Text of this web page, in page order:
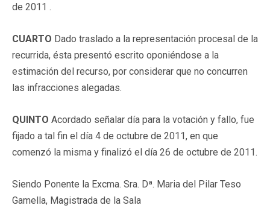
de 2011 .
CUARTO Dado traslado a la representación procesal de la
recurrida, ésta presentó escrito oponiéndose a la
estimación del recurso, por considerar que no concurren
las infracciones alegadas.
QUINTO Acordado señalar día para la votación y fallo, fue
fijado a tal fin el día 4 de octubre de 2011, en que
comenzó la misma y finalizó el día 26 de octubre de 2011.
Siendo Ponente la Excma. Sra. Dª. Maria del Pilar Teso
Gamella, Magistrada de la Sala